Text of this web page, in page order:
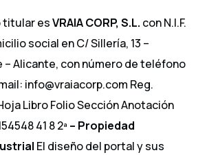
titular esVRAIA CORP, S.L. con N.I.F.
social en C/ Sillería, 13 –
– Alicante, con número de teléfono
info@vraiacorp.com Reg.
Libro Folio Sección Anotación
41 8 2ª – Propiedad
El diseño del portal y sus